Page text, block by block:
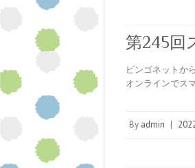
第245回
ビンゴネットか
オンラインでス
By admin |